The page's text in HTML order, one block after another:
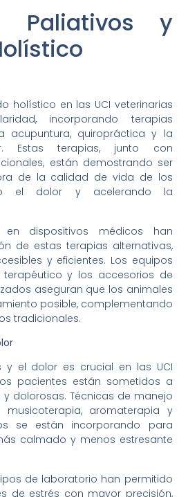
Paliativos y
holístico en las UCI veterinarias
incorporando terapias
acupuntura, quiropráctica y la
Estas terapias, junto con
están demostrando ser
de la calidad de vida de los
el dolor y acelerando la
en dispositivos médicos han
de estas terapias alternativas,
y eficientes. Los equipos
y los accesorios de
aseguran que los animales
posible, complementando
tradicionales.
y el dolor es crucial en las UCI
pacientes están sometidos a
dolorosas. Técnicas de manejo
aromaterapia y
se están incorporando para
calmado y menos estresante
de laboratorio han permitido
de estrés con mayor precisión,